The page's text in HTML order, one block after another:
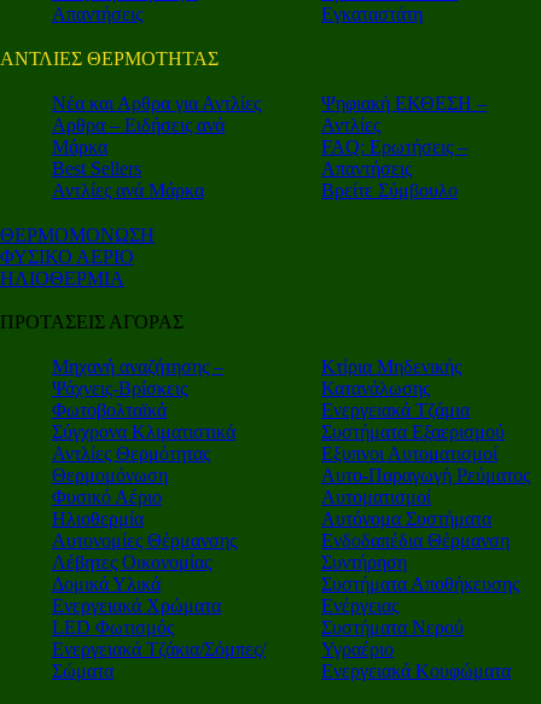
Απαντήσεις
Εγκαταστάτη
ΑΝΤΛΙΕΣ ΘΕΡΜΟΤΗΤΑΣ
Nέα και Αρθρα για Αντλίες
Αρθρα – Ειδήσεις ανά
Μάρκα
Best Sellers
Αντλίες ανά Μάρκα
Ψηφιακή ΕΚΘΕΣΗ –
Αντλίες
FAQ: Ερωτήσεις –
Απαντήσεις
Βρείτε Σύμβουλο
ΘΕΡΜΟΜΟΝΩΣΗ
ΦΥΣΙΚΟ ΑΕΡΙΟ
ΗΛΙΟΘΕΡΜΙΑ
ΠΡΟΤΑΣΕΙΣ ΑΓΟΡΑΣ
Μηχανή αναζήτησης –
Ψάχνεις-Βρίσκεις
Φωτοβολταϊκά
Σύγχρονα Κλιματιστικά
Αντλίες Θερμότητας
Θερμομόνωση
Φυσικό Αέριο
Ηλιοθερμία
Αυτονομίες Θέρμανσης
Λέβητες Οικονομίας
Δομικά Υλικά
Ενεργειακά Χρώματα
LED Φωτισμός
Ενεργειακά Τζάκια/Σόμπες/
Σώματα
Κτίρια Μηδενικής
Κατανάλωσης
Ενεργειακά Τζάμια
Συστήματα Εξαερισμού
Εξυπνοι Αυτοματισμοί
Αυτο-Παραγωγή Ρεύματος
Αυτοματισμοί
Αυτόνομα Συστήματα
Ενδοδαπέδια Θέρμανση
Συντήρηση
Συστήματα Αποθήκευσης
Ενέργειας
Συστήματα Νερού
Υγραέριο
Ενεργειακά Κουφώματα